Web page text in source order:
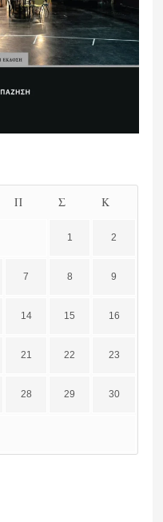
Π Σ Κ
1 2
7 8 9
14 15 16
21 22 23
28 29 30